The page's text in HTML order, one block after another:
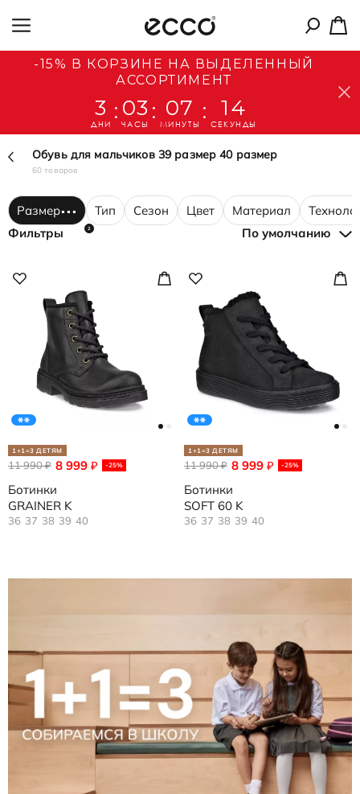
-15% В КОРЗИНЕ НА ВЫДЕЛЕННЫЙ
АССОРТИМЕНТ
3
ДНИ
: 03
ЧАСЫ
: 07
МИНУТЫ
: 12
СЕКУНДЫ
Обувь для мальчиков 39 размер 40 размер
60 товаров
Размер Тип Сезон Цвет Материал
2
Фильтры По умолчанию
1+1=3 ДЕТЯМ
8 999 ₽ -25%
11 990₽
Ботинки
GRAINER K
36 37 38 39 40
1+1=3 ДЕТЯМ
8 999 ₽ -25%
11 990₽
Ботинки
SOFT 60 K
36 37 38 39 40